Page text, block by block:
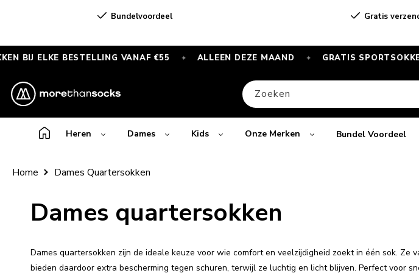
Bundelvoordeel Gratis
BESTELLING VANAF €55 ✦ ALLEEN DEZE MAAND ✦ GRATIS SPORTSOKKEN BIJ
SPORTSOKKEN
elke
Zoeken
Heren Dames Kids Onze Merken Bundel Voordeel
Home Dames Quartersokken
Dames quartersokken
Dames quartersokken zijn de ideale keuze voor wie comfort en veelzijdigheid zoekt in één sok. Ze
bieden daardoor extra bescherming tegen schuren, terwijl ze luchtig en licht blijven. Perfect voor